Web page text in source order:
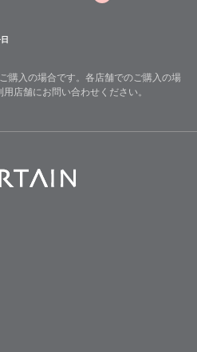
購入の場合です。各店舗でのご購入の場
店舗にお問い合わせください。